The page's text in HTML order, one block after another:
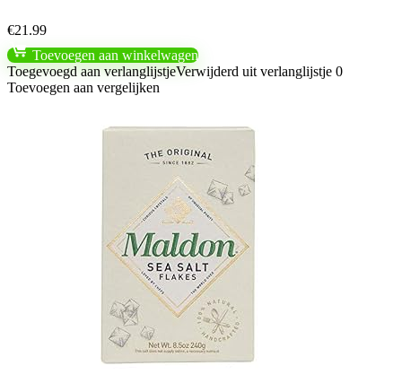
€21.99
Toevoegen aan winkelwagen
Toegevoegd aan verlanglijstjeVerwijderd uit verlanglijstje 0
Toevoegen aan vergelijken